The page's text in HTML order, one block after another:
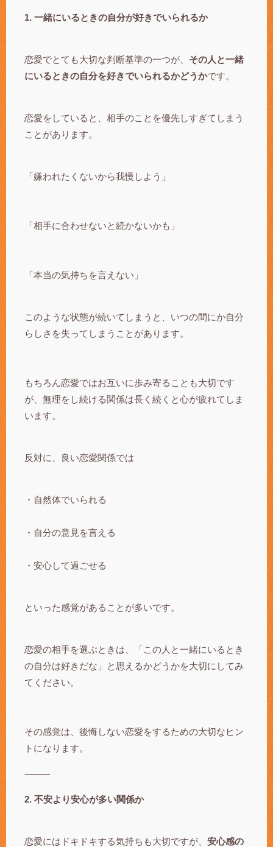
1. 一緒にいるときの自分が好きでいられるか
恋愛でとても大切な判断基準の一つが、 その人と一緒
にいるときの自分を好きでいられるかどうかです。
恋愛をしていると、相手のことを優先しすぎてしまう
ことがあります。
「嫌われたくないから我慢しよう」
「相手に合わせないと続かないかも」
「本当の気持ちを言えない」
このような状態が続いてしまうと、いつの間にか自分
らしさを失ってしまうことがあります。
もちろん恋愛ではお互いに歩み寄ることも大切です
が、無理をし続ける関係は長く続くと心が疲れてしま
います。
反対に、良い恋愛関係では
・自然体でいられる
・自分の意見を言える
・安心して過ごせる
といった感覚があることが多いです。
恋愛の相手を選ぶときは、「この人と一緒にいるとき
の自分は好きだな」と思えるかどうかを大切にしてみ
てください。
その感覚は、後悔しない恋愛をするための大切なヒン
トになります。
⸻
2. 不安より安心が多い関係か
恋愛にはドキドキする気持ちも大切ですが、 安心感の